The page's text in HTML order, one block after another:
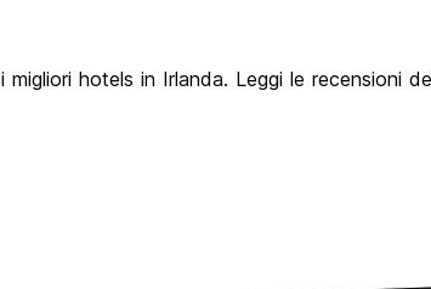
hotels in Irlanda. Leggi le recensioni